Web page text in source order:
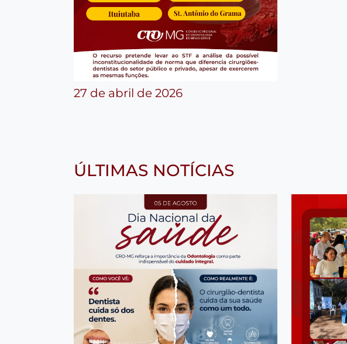
27 de abril de 2026
ÚLTIMAS NOTÍCIAS